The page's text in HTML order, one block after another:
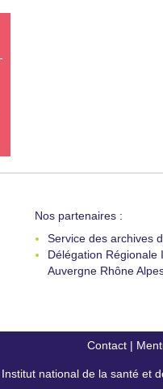
Nos partenaires :
Service des archives
Délégation Régionale
Auvergne Rhône
Contact|
Institut national de la santé et